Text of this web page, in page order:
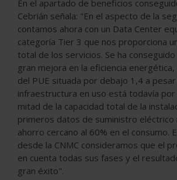
En el apartado de beneficios
Cebrián señala: "En el aspecto de la
contamos ahora con un Data Center
categoría Tier 3 que nos proporciona
total de los servicios. Se ha
gran mejora en la eficiencia energética,
del PUE situada por debajo 1,4 a
infraestructura en uso está todavía
mitad de la capacidad total de la
primeros datos de suministro eléctrico
ahorro cercano al 60% en el consumo.
desde la CNMC consideramos que el
en cuenta todas sus fases y el
gran éxito".